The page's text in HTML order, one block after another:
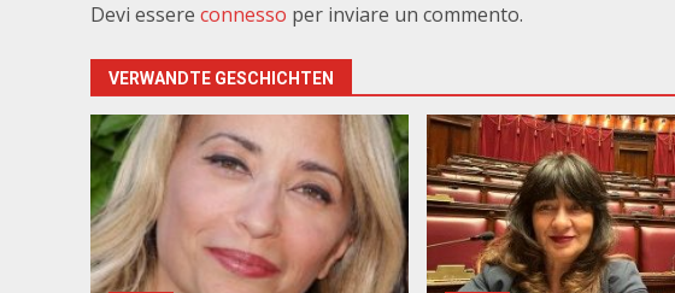
Devi essere connesso per inviare un commento.
VERWANDTE GESCHICHTEN